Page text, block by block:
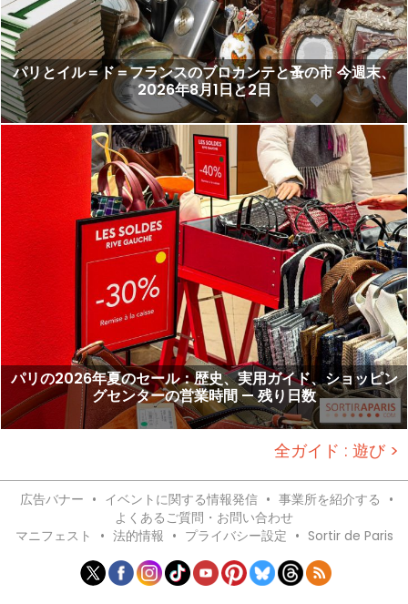
パリとイル＝ド＝フランスのブロカンテと蚤の市 今週末、
2026年8月1日と2日
パリの2026年夏のセール：歴史、実用ガイド、ショッピン
グセンターの営業時間 — 残り日数
全ガイド : 遊び >
広告バナー • イベントに関する情報発信 • 事業所を紹介する •
よくあるご質問・お問い合わせ
マニフェスト
• 法的情報 • プライバシー設定 • Sortir de Paris